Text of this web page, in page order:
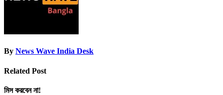
By News Wave India Desk
Related Post
মিস করবেন না!